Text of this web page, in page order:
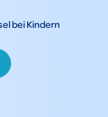
bei Kindern